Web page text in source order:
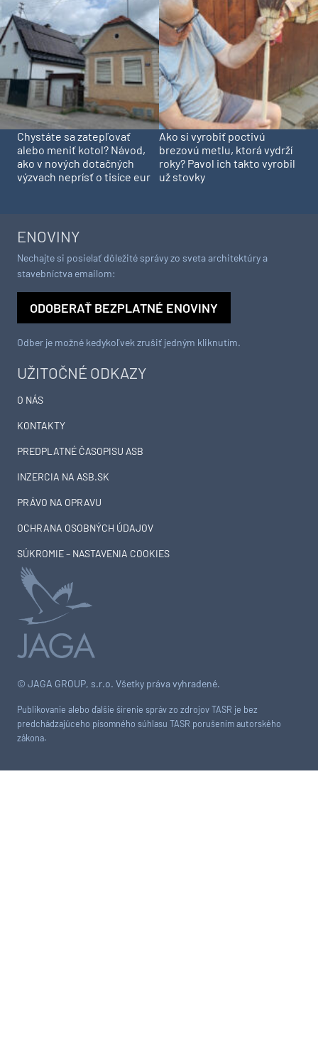
Chystáte sa zatepľovať
alebo meniť kotol? Návod,
ako v nových dotačných
výzvach neprísť o tisíce eur
Ako si vyrobiť poctivú
brezovú metlu, ktorá vydrží
roky? Pavol ich takto vyrobil
už stovky
© JAGA GROUP, s.r.o. Všetky práva vyhradené.
Publikovanie alebo ďalšie šírenie správ zo zdrojov TASR je bez
predchádzajúceho písomného súhlasu TASR porušením autorského
zákona.
UŽITOČNÉ ODKAZY
O NÁS
KONTAKTY
PREDPLATNÉ ČASOPISU ASB
INZERCIA NA ASB.SK
PRÁVO NA OPRAVU
OCHRANA OSOBNÝCH ÚDAJOV
SÚKROMIE – NASTAVENIA COOKIES
ENOVINY
Nechajte si posielať dôležité správy zo sveta architektúry a
stavebníctva emailom:
ODOBERAŤ BEZPLATNÉ ENOVINY
Odber je možné kedykoľvek zrušiť jedným kliknutím.